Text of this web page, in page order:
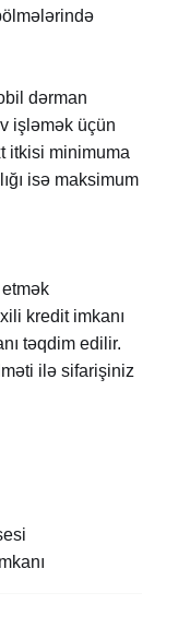
dərman
işləmək üçün
itkisi minimuma
isə maksimum
kredit imkanı
təqdim edilir.
ilə sifarişiniz
tibb